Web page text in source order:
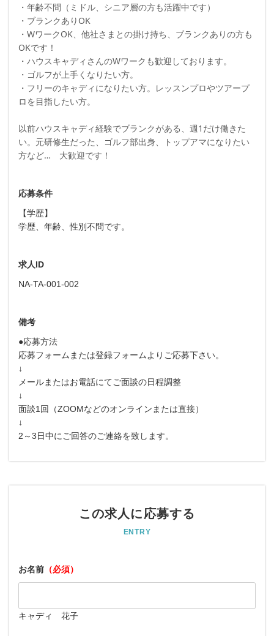
・年齢不問（ミドル、シニア層の方も活躍中です）
・ブランクありOK
・WワークOK、他社さまとの掛け持ち、ブランクありの方も
OKです！
・ハウスキャディさんのWワークも歓迎しております。
・ゴルフが上手くなりたい方。
・フリーのキャディになりたい方。レッスンプロやツアープ
ロを目指したい方。
以前ハウスキャディ経験でブランクがある、週1だけ働きた
い。元研修生だった、ゴルフ部出身、トップアマになりたい
方など… 大歓迎です！
応募条件
【学歴】
学歴、年齢、性別不問です。
求人ID
NA-TA-001-002
備考
●応募方法
応募フォームまたは登録フォームよりご応募下さい。
↓
メールまたはお電話にてご面談の日程調整
↓
面談1回（ZOOMなどのオンラインまたは直接）
↓
2～3日中にご回答のご連絡を致します。
この求人に応募する
ENTRY
お名前 （必須）
キャディ 花子